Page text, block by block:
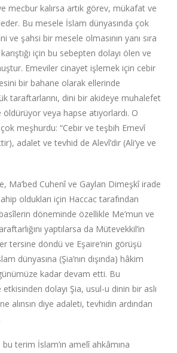
mecbur kalırsa artık görev, mükafat ve
Bu mesele İslam dünyasında çok
ve şahsi bir mesele olmasının yanı sıra
için bu sebepten dolayı ölen ve
Emeviler cinayet işlemek için cebir
bir bahane olarak ellerinde
taraftarlarını, dini bir akideye muhalefet
veya hapse atıyorlardı. O
meşhurdu: “Cebir ve teşbih Emevî
adalet ve tevhid de Alevî’dir (Ali’ye ve
Ma’bed Cuhenî ve Gaylan Dimeşkî irade
oldukları için Haccac tarafından
döneminde özellikle Me’mun ve
yaptılarsa da Mütevekkil’in
tersine döndü ve Eşaire’nin görüşü
dünyasına (Şia’nın dışında) hâkim
kadar devam etti. Bu
dolayı Şia, usul-u dinin bir aslı
alınsın diye adaleti, tevhidin ardından
terim İslam’ın amelî ahkâmına